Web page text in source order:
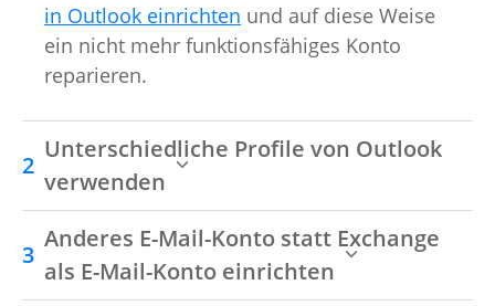
in Outlook einrichten und auf diese Weise
ein nicht mehr funktionsfähiges Konto
reparieren.
Unterschiedliche Profile von Outlook
verwenden
Anderes E-Mail-Konto statt Exchange
als E-Mail-Konto einrichten